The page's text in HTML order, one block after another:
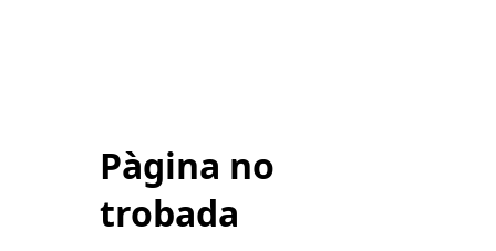
Pàgina no
trobada